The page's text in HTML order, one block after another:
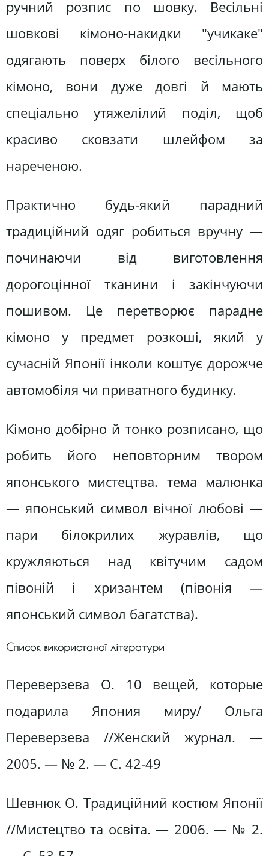
ручний розпис по шовку. Весільні
шовкові кімоно-накидки "учикаке"
одягають поверх білого весільного
кімоно, вони дуже довгі й мають
спеціально утяжелілий поділ, щоб
красиво сковзати шлейфом за
нареченою.
Практично будь-який парадний
традиційний одяг робиться вручну —
починаючи від виготовлення
дорогоцінної тканини і закінчуючи
пошивом. Це перетворює парадне
кімоно у предмет розкоші, який у
сучасній Японії інколи коштує дорожче
автомобіля чи приватного будинку.
Кімоно добірно й тонко розписано, що
робить його неповторним твором
японського мистецтва. тема малюнка
— японський символ вічної любові —
пари білокрилих журавлів, що
кружляються над квітучим садом
півоній і хризантем (півонія —
японський символ багатства).
Список використаної літератури
Переверзева О. 10 вещей, которые
подарила Япония миру/ Ольга
Переверзева //Женский журнал. —
2005. — № 2. — C. 42-49
Шевнюк О. Традиційний костюм Японії
//Мистецтво та освіта. — 2006. — № 2.